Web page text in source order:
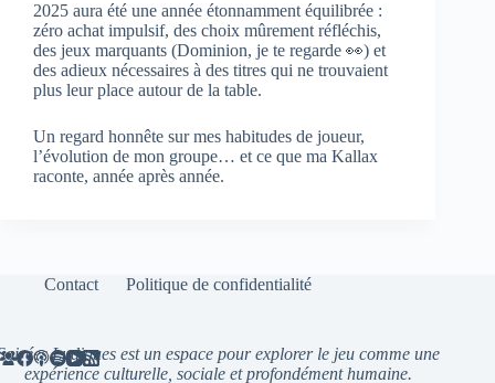
2025 aura été une année étonnamment équilibrée :
zéro achat impulsif, des choix mûrement réfléchis,
des jeux marquants (Dominion, je te regarde 👀) et
des adieux nécessaires à des titres qui ne trouvaient
plus leur place autour de la table.
Un regard honnête sur mes habitudes de joueur,
l’évolution de mon groupe… et ce que ma Kallax
raconte, année après année.
Contact Politique de confidentialité
Ludiques est un espace pour explorer le jeu comme une
expérience culturelle, sociale et profondément humaine.